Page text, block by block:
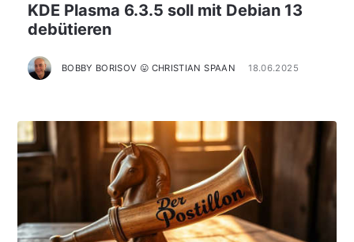
KDE Plasma 6.3.5 soll mit Debian 13
debütieren
BOBBY BORISOV 😛 CHRISTIAN SPAAN 18.06.2025